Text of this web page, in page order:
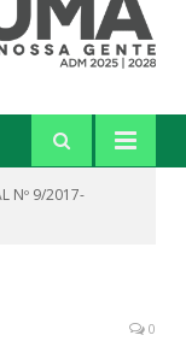
Nº 9/2017-
0